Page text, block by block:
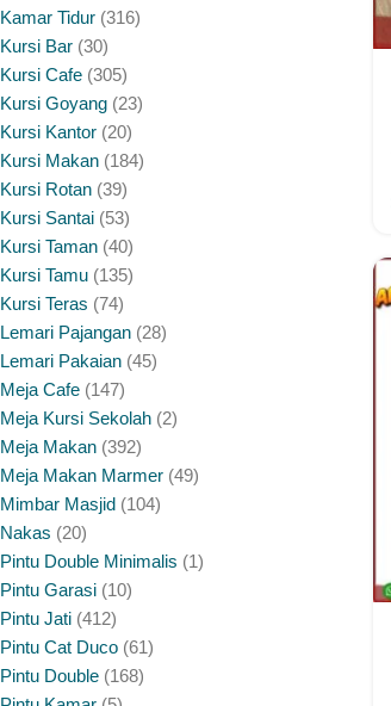
Kamar Tidur 316
Kursi Bar 30
Kursi Cafe 305
Kursi Goyang 23
Kursi Kantor 20
Kursi Makan 184
Kursi Rotan 39
Kursi Santai 53
Kursi Taman 40
Kursi Tamu 135
Kursi Teras 74
Lemari Pajangan 28
Lemari Pakaian 45
Meja Cafe 147
Meja Kursi Sekolah 2
Meja Makan 392
Meja Makan Marmer 49
Mimbar Masjid 104
Nakas 20
Pintu Double Minimalis 1
Pintu Garasi 10
Pintu Jati 412
Pintu Cat Duco 61
Pintu Double 168